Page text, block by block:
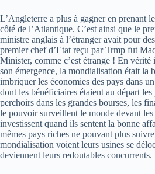
L’Angleterre a plus à gagner en prenant
côté de l’Atlantique. C’est ainsi que le
ministre anglais à l’étranger avait pour
premier chef d’Etat reçu par Trmp fut
Minister, comme c’est étrange ! En vérité
son émergence, la mondialisation était la
imbriquer les économies des pays dans
dont les bénéficiaires étaient au départ
perchoirs dans les grandes bourses, les
le pouvoir surveillent le monde devant
investissent quand ils sentent la bonne
mêmes pays riches ne pouvant plus
mondialisation voient leurs usines se
deviennent leurs redoutables concurrents.